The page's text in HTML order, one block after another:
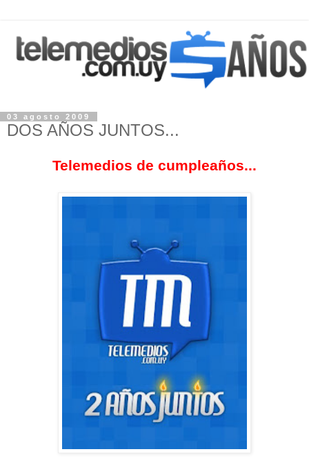
03 agosto 2009
DOS AÑOS JUNTOS...
Telemedios de cumpleaños...